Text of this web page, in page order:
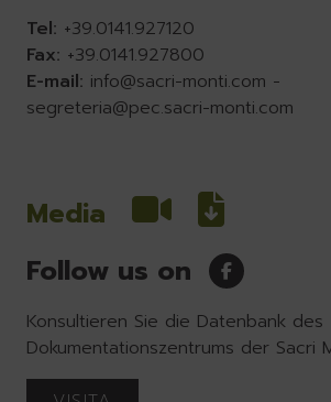
Tel: +39.0141.927120
Fax: +39.0141.927800
E-mail: info@sacri-monti.com -
segreteria@pec.sacri-monti.com
Media
Follow us on
Konsultieren Sie die Datenbank des
Dokumentationszentrums der Sacri